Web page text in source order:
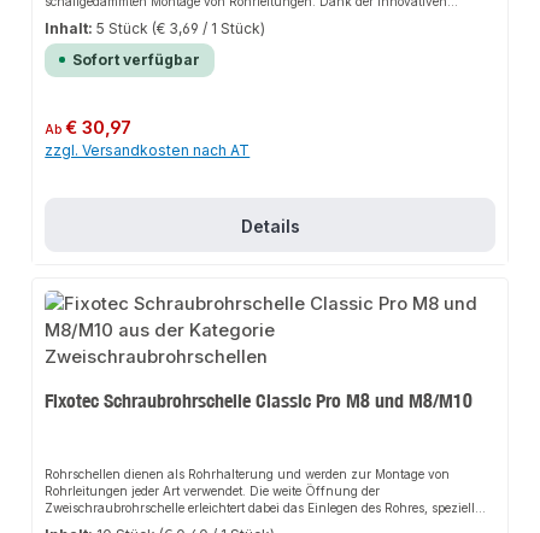
Schalldämmeinlage sorgt es für perfekten Halt und passt sich flexibel an
verschiedene Anwendungsbereiche an. Das robuste Design und die einfache
Montage machen dieses Produkt zu einer zuverlässigen Wahl für jede
Installation.EigenschaftenStabile Rohrschelle mit zwei SchraubenEinfach an
GeräuschentwicklungRostfreies und langlebiges
EdelstahlmaterialAnwendungsbereicheSanitärinstallationHeizungsbauAnlag
enbauProduktdatenMaterial: Edelstahl V4AKorrosionsbeständig und
Inhalt:5 Stück (€ 3,69 / 1 Stück)
Sofort verfügbar
Regulärer Preis:
Ab€ 30,97
zzgl. Versandkosten nach AT
Details
Fixotec Schraubrohrschelle Classic Pro M8 und M8/M10
Rohrschellen dienen als Rohrhalterung und werden zur Montage von
Rohrleitungen jeder Art verwendet. Die weite Öffnung der
Zweischraubrohrschelle erleichtert dabei das Einlegen des Rohres, speziell
bei Überkopfmontagen. Der Klickverschluss ermöglicht eine einfache und